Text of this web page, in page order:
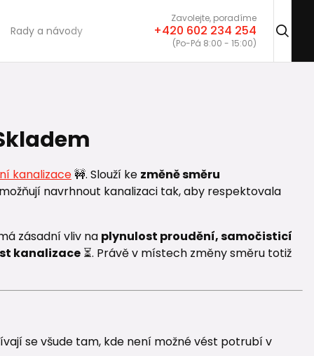
Rady a návody
Zavolejte, poradíme
+420 602 234 254
(Po-Pá 8:00 - 15:00)
kanalizace🚧. Slouží ke změně směru
navrhnout kanalizaci tak, aby respektovala
zásadní vliv na plynulost proudění, samočisticí
kanalizace⏳. Právě v místech změny směru totiž
se všude tam, kde není možné vést potrubí v